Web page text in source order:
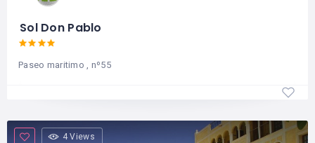
Sol Don Pablo
Paseo maritimo , nº55
4 Views